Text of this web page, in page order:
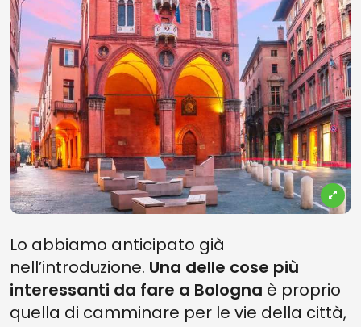
Lo abbiamo anticipato già
nell’introduzione. Una delle cose più
interessanti da fare a Bologna è proprio
quella di camminare per le vie della città,